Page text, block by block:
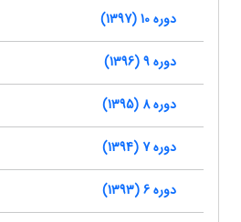
دوره 10 (1397)
دوره 9 (1396)
دوره 8 (1395)
دوره 7 (1394)
دوره 6 (1393)